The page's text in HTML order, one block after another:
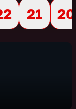
21
20